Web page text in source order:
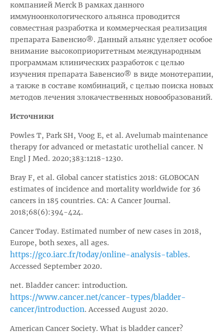
компанией Merck В рамках данного
иммуноонкологического альянса проводится
совместная разработка и коммерческая реализация
препарата Бавенсио®. Данный альянс уделяет особое
внимание высокоприоритетным международным
программам клинических разработок с целью
изучения препарата Бавенсио® в виде монотерапии,
а также в составе комбинаций, с целью поиска новых
методов лечения злокачественных новообразований.
Источники
Powles T, Park SH, Voog E, et al. Avelumab maintenance
therapy for advanced or metastatic urothelial cancer. N
Engl J Med. 2020;383:1218-1230.
Bray F, et al. Global cancer statistics 2018: GLOBOCAN
estimates of incidence and mortality worldwide for 36
cancers in 185 countries. CA: A Cancer Journal.
2018;68(6):394-424.
Cancer Today. Estimated number of new cases in 2018,
Europe, both sexes, all ages.
https://gco.iarc.fr/today/online-analysis-tables.
Accessed September 2020.
net. Bladder cancer: introduction.
https://www.cancer.net/cancer-types/bladder-
cancer/introduction. Accessed August 2020.
American Cancer Society. What is bladder cancer?